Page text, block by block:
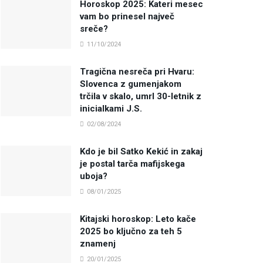
Horoskop 2025: Kateri mesec
vam bo prinesel največ
sreče?
11/10/2024
Tragična nesreča pri Hvaru:
Slovenca z gumenjakom
trčila v skalo, umrl 30-letnik z
inicialkami J.S.
02/08/2024
Kdo je bil Satko Kekić in zakaj
je postal tarča mafijskega
uboja?
08/01/2025
Kitajski horoskop: Leto kače
2025 bo ključno za teh 5
znamenj
20/01/2025